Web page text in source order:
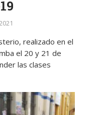
realizado en el
el 20 y 21 de
las clases